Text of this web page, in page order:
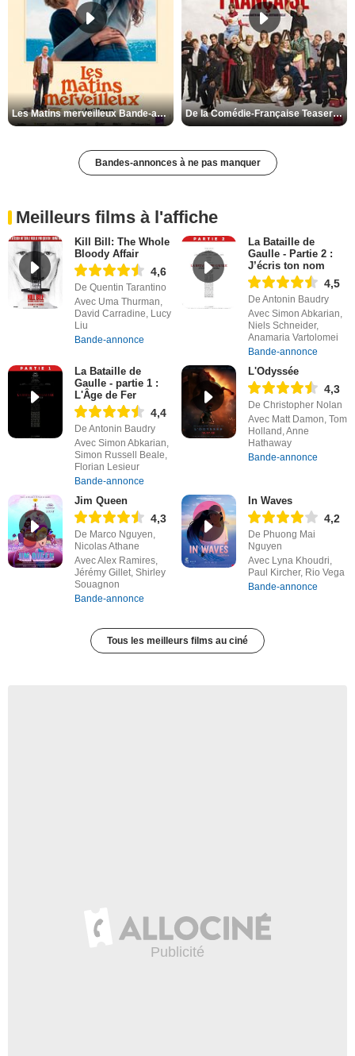
Les Matins merveilleux Bande-annonce VF De la Comédie-Française Teaser VF
Bandes-annonces à ne pas manquer
Meilleurs films à l'affiche
Kill Bill: The Whole
Bloody Affair
4,6
De Quentin Tarantino
Avec Uma Thurman,
David Carradine, Lucy
Liu
Bande-annonce
La Bataille de
Gaulle - Partie 2 :
J’écris ton nom
4,5
De Antonin Baudry
Avec Simon Abkarian,
Niels Schneider,
Anamaria Vartolomei
Bande-annonce
La Bataille de
Gaulle - partie 1 :
L'Âge de Fer
4,4
De Antonin Baudry
Avec Simon Abkarian,
Simon Russell Beale,
Florian Lesieur
Bande-annonce
L'Odyssée
4,3
De Christopher Nolan
Avec Matt Damon, Tom
Holland, Anne
Hathaway
Bande-annonce
Jim Queen
4,3
De Marco Nguyen,
Nicolas Athane
Avec Alex Ramires,
Jérémy Gillet, Shirley
Souagnon
Bande-annonce
In Waves
4,2
De Phuong Mai
Nguyen
Avec Lyna Khoudri,
Paul Kircher, Rio Vega
Bande-annonce
Tous les meilleurs films au ciné